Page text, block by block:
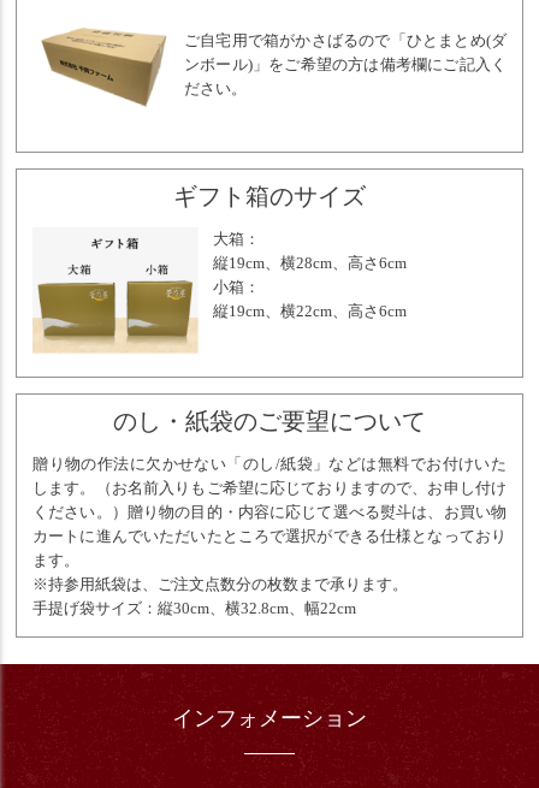
ご自宅用で箱がかさばるので「ひとまとめ(ダ
ンボール)」をご希望の方は備考欄にご記入く
ださい。
ギフト箱のサイズ
大箱：
縦19cm、横28cm、高さ6cm
小箱：
縦19cm、横22cm、高さ6cm
のし・紙袋のご要望について
贈り物の作法に欠かせない「のし/紙袋」などは無料でお付けいた
します。（お名前入りもご希望に応じておりますので、お申し付け
ください。）贈り物の目的・内容に応じて選べる熨斗は、お買い物
カートに進んでいただいたところで選択ができる仕様となっており
ます。
※持参用紙袋は、ご注文点数分の枚数まで承ります。
手提げ袋サイズ：縦30cm、横32.8cm、幅22cm
インフォメーション